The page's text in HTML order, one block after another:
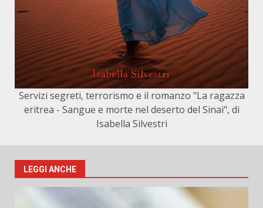
Servizi segreti, terrorismo e il romanzo "La ragazza
eritrea - Sangue e morte nel deserto del Sinai", di
Isabella Silvestri
LEGGI ANCHE